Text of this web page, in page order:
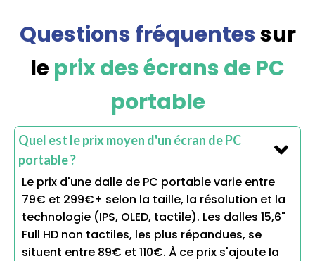
Questions fréquentessur
leprix des écrans de PC
portable
Quel est le prix moyen d'un écran de PC
portable ?
Le prix d'une dalle de PC portable varie entre
79€ et 299€+ selon la taille, la résolution et la
technologie (IPS, OLED, tactile). Les dalles 15,6"
Full HD non tactiles, les plus répandues, se
situent entre 89€ et 110€. À ce prix s'ajoute la